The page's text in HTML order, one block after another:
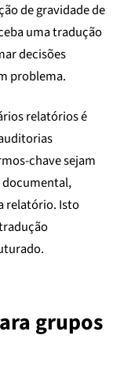
de gravidade de
uma tradução
decisões
problema.
relatórios é
chave sejam
documental,
relatório. Isto
grupos